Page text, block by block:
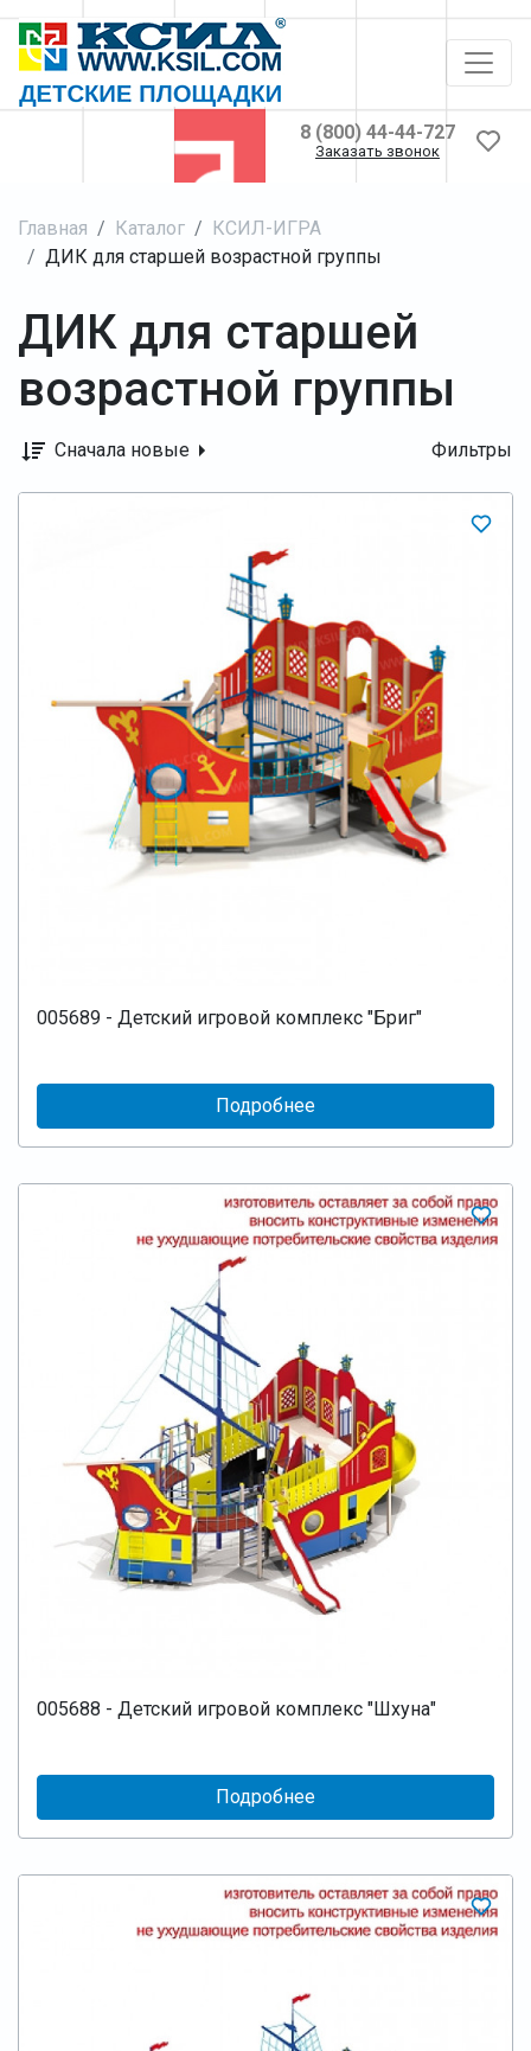
8 (800) 44-44-727
Заказать звонок
Главная Каталог
КСИЛ-ИГРА
ДИК для старшей возрастной группы
ДИК для старшей
возрастной группы
Сначала новые Фильтры
005689 - Детский игровой комплекс "Бриг"
Подробнее
005688 - Детский игровой комплекс "Шхуна"
Подробнее